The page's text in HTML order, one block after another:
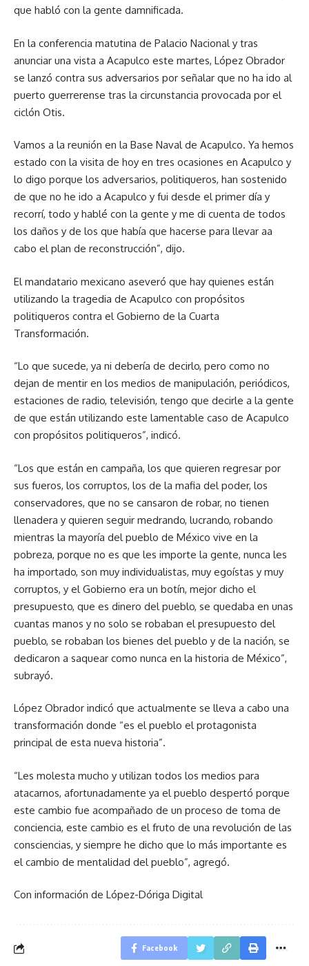
que habló con la gente damnificada.
En la conferencia matutina de Palacio Nacional y tras
anunciar una vista a Acapulco este martes, López Obrador
se lanzó contra sus adversarios por señalar que no ha ido al
puerto guerrerense tras la circunstancia provocada por el
ciclón Otis.
Vamos a la reunión en la Base Naval de Acapulco. Ya hemos
estado con la visita de hoy en tres ocasiones en Acapulco y
lo digo porque los adversarios, politiqueros, han sostenido
de que no he ido a Acapulco y fui desde el primer día y
recorrí, todo y hablé con la gente y me di cuenta de todos
los daños y de los que había que hacerse para llevar aa
cabo el plan de reconstrucción”, dijo.
El mandatario mexicano aseveró que hay quienes están
utilizando la tragedia de Acapulco con propósitos
politiqueros contra el Gobierno de la Cuarta
Transformación.
“Lo que sucede, ya ni debería de decirlo, pero como no
dejan de mentir en los medios de manipulación, periódicos,
estaciones de radio, televisión, tengo que decirle a la gente
de que están utilizando este lamentable caso de Acapulco
con propósitos politiqueros”, indicó.
“Los que están en campaña, los que quieren regresar por
sus fueros, los corruptos, los de la mafia del poder, los
conservadores, que no se cansaron de robar, no tienen
llenadera y quieren seguir medrando, lucrando, robando
mientras la mayoría del pueblo de México vive en la
pobreza, porque no es que les importe la gente, nunca les
ha importado, son muy individualistas, muy egoístas y muy
corruptos, y el Gobierno era un botín, mejor dicho el
presupuesto, que es dinero del pueblo, se quedaba en unas
cuantas manos y no solo se robaban el presupuesto del
pueblo, se robaban los bienes del pueblo y de la nación, se
dedicaron a saquear como nunca en la historia de México”,
subrayó.
López Obrador indicó que actualmente se lleva a cabo una
transformación donde “es el pueblo el protagonista
principal de esta nueva historia”.
“Les molesta mucho y utilizan todos los medios para
atacarnos, afortunadamente ya el pueblo despertó porque
este cambio fue acompañado de un proceso de toma de
conciencia, este cambio es el fruto de una revolución de las
consciencias, y siempre he dicho que lo más importante es
el cambio de mentalidad del pueblo”, agregó.
Con información de López-Dóriga Digital
Facebook